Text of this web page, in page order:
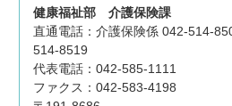
健康福祉部介護保険課
直通電話：介護保険係 042-514-
514-8519
代表電話：042-585-1111
ファクス：042-583-4198